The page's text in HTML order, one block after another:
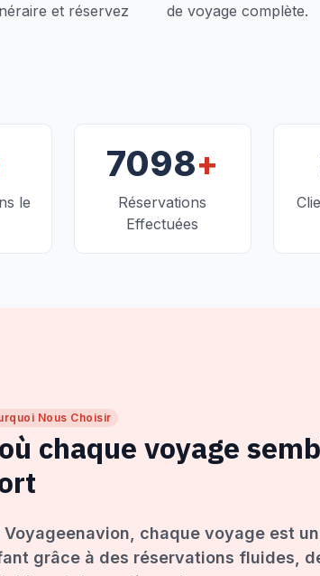
et réservez
de voyage complète.
le
7098+
Réservations
Effectuées
Nous Choisir
chaque voyage
Voyageenavion, chaque voyage est
grâce à des réservations fluides,